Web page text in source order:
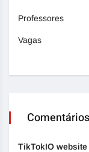
Professores
Vagas
Comentários
TikTokIO website